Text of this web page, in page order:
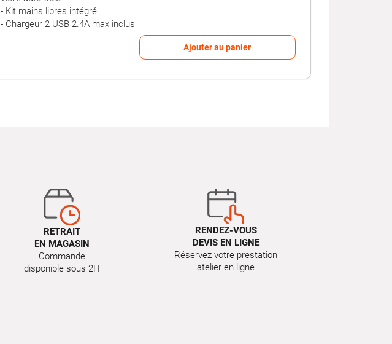
- Kit mains libres intégré
- Chargeur 2 USB 2.4A max inclus
Ajouter au panier
RETRAIT
EN MAGASIN
Commande
disponible sous 2H
RENDEZ-VOUS
DEVIS EN LIGNE
Réservez votre prestation
atelier en ligne